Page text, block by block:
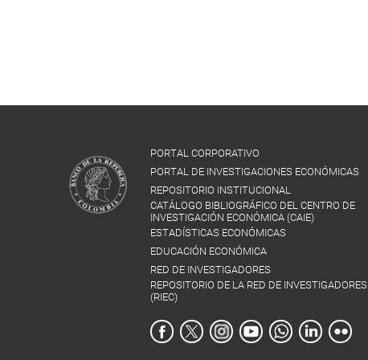
PORTAL CORPORATIVO
PORTAL DE INVESTIGACIONES ECONÓMICAS
REPOSITORIO INSTITUCIONAL
CATÁLOGO BIBLIOGRÁFICO DEL CENTRO DE
INVESTIGACIÓN ECONÓMICA (CAIE)
ESTADÍSTICAS ECONÓMICAS
EDUCACIÓN ECONÓMICA
RED DE INVESTIGADORES
REPOSITORIO DE LA RED DE INVESTIGADORES
(RIEC)